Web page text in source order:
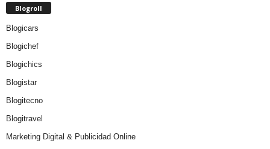
Blogroll
Blogicars
Blogichef
Blogichics
Blogistar
Blogitecno
Blogitravel
Marketing Digital & Publicidad Online